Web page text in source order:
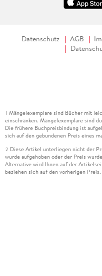
Datenschutz AGB
1 Mängelexemplare sind Bücher mit
einschränken. Mängelexemplare sind
Die frühere Buchpreisbindung ist
sich auf den gebundenen Preis eines
2 Diese Artikel unterliegen nicht der
wurde aufgehoben oder der Preis
Alternative wird Ihnen auf der
beziehen sich auf den vorherigen Preis.